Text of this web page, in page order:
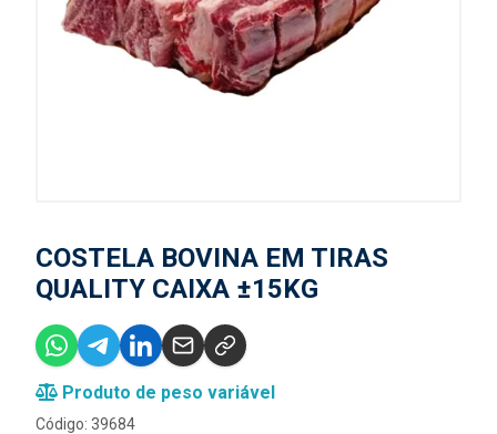
COSTELA BOVINA EM TIRAS
QUALITY CAIXA ±15KG
Produto de peso variável
Código: 39684